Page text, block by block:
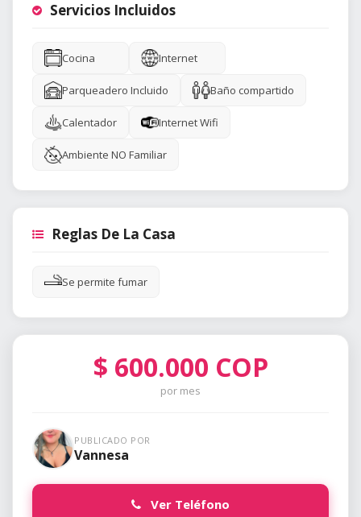
Servicios Incluidos
Cocina Internet
Parqueadero Incluido Baño compartido
Calentador Internet Wifi
Ambiente NO Familiar
Reglas De La Casa
Se permite fumar
$ 600.000 COP
por mes
PUBLICADO POR
Vannesa
Ver Teléfono